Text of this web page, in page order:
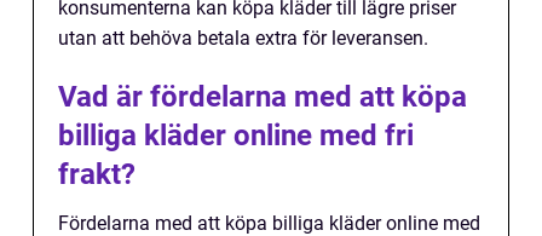
konsumenterna kan köpa kläder till lägre priser
utan att behöva betala extra för leveransen.
Vad är fördelarna med att köpa
billiga kläder online med fri
frakt?
Fördelarna med att köpa billiga kläder online med